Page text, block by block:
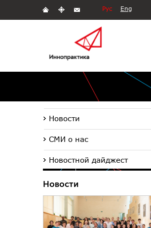
Рус Eng
Новости
СМИ о нас
Новостной дайджест
Новости